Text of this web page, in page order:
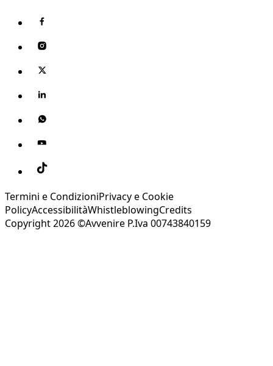
Termini e CondizioniPrivacy e Cookie
PolicyAccessibilitàWhistleblowingCredits
Copyright 2026 ©Avvenire P.Iva 00743840159